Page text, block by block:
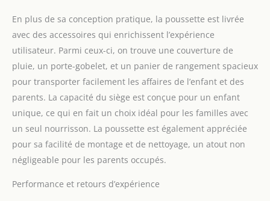
Poussette 3 en 1 pour
Bébé】 Notre poussette 3
polyvalence, transformée
de manière transparente
pour répondre aux
besoins changeants de
votre bébé à mesure que
votre bébé grandit. Une
poussette peut jouer un
triple rôle grâce à des
transformations faciles :
siège et nacelle.
En plus de sa conception pratique, la poussette est livrée
avec des accessoires qui enrichissent l’expérience
utilisateur. Parmi ceux-ci, on trouve une couverture de
pluie, un porte-gobelet, et un panier de rangement spacieux
pour transporter facilement les affaires de l’enfant et des
parents. La capacité du siège est conçue pour un enfant
unique, ce qui en fait un choix idéal pour les familles avec
un seul nourrisson. La poussette est également appréciée
pour sa facilité de montage et de nettoyage, un atout non
négligeable pour les parents occupés.
Performance et retours d’expérience